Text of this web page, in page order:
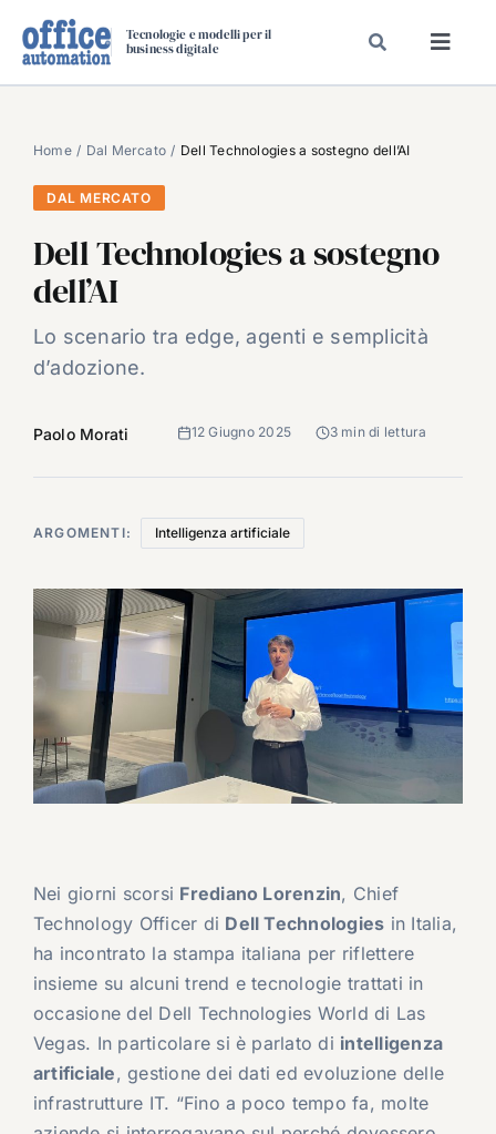
Tecnologie e modelli per il
business digitale
SPECIAL PAPER
TAVOLE ROTONDE DI REDAZIONE
CARRIERE
VIDEO
EVENTI
Home Dal Mercato Dell Technologies a sostegno dell’AI
DAL MERCATO
Dell Technologies a sostegno
dell’AI
Lo scenario tra edge, agenti e semplicità
d’adozione.
Paolo Morati 12 Giugno 2025 3 min di lettura
ARGOMENTI: Intelligenza artificiale
Nei giorni scorsi Frediano Lorenzin, Chief
Technology Officer di Dell Technologies in Italia,
ha incontrato la stampa italiana per riflettere
insieme su alcuni trend e tecnologie trattati in
occasione del Dell Technologies World di Las
Vegas. In particolare si è parlato di intelligenza
artificiale, gestione dei dati ed evoluzione delle
infrastrutture IT. “Fino a poco tempo fa, molte